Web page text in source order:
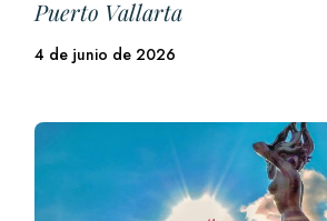
Puerto Vallarta
4 de junio de 2026